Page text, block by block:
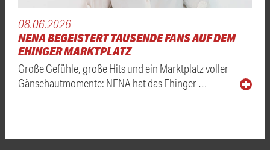
08.06.2026
NENA BEGEISTERT TAUSENDE FANS AUF DEM
EHINGER MARKTPLATZ
Große Gefühle, große Hits und ein Marktplatz voller
Gänsehautmomente: NENA hat das Ehinger …